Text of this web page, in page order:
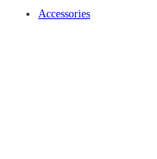
Accessories